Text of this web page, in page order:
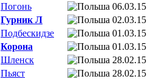
Погонь
06.03.15
Гурник Л
02.03.15
Подбескидзе
01.03.15
Корона
01.03.15
Шленск
28.02.15
Пьяст
28.02.15